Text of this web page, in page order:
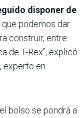
disponer de
podemos dar
construir, entre
de T-Rex", explicó
experto en
bolso se pondrá a